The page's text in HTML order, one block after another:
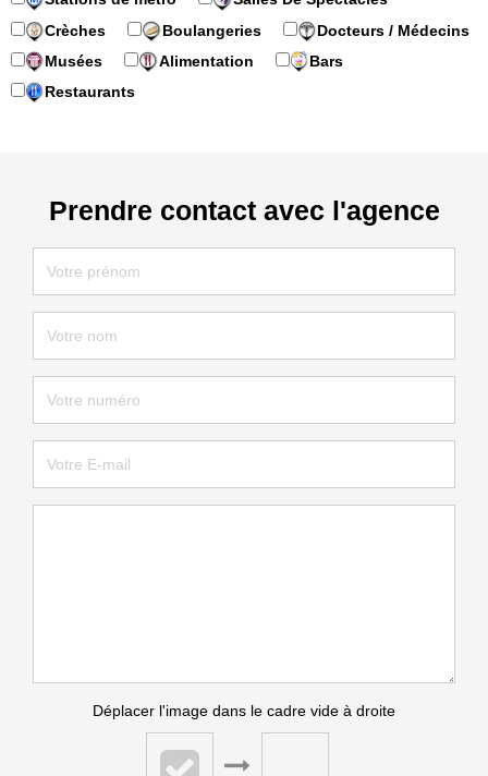
Crèches
Boulangeries
Docteurs / Médecins
Musées
Alimentation
Bars
Restaurants
Prendre contact avec l'agence
Déplacer l'image dans le cadre vide à droite